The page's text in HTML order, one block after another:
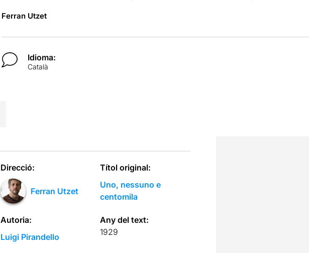
Ferran Utzet
Idioma:
Català
Direcció:
Ferran Utzet
Títol original:
Uno, nessuno e
centomila
Autoria:
Luigi Pirandello
Any del text:
1929